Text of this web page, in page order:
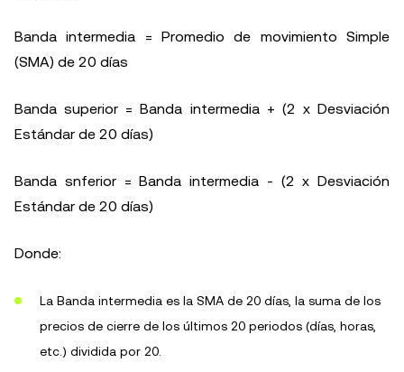
Banda intermedia = Promedio de movimiento Simple
(SMA) de 20 días
Banda superior = Banda intermedia + (2 x Desviación
Estándar de 20 días)
Banda snferior = Banda intermedia - (2 x Desviación
Estándar de 20 días)
Donde:
La Banda intermedia es la SMA de 20 días, la suma de los
precios de cierre de los últimos 20 periodos (días, horas,
etc.) dividida por 20.